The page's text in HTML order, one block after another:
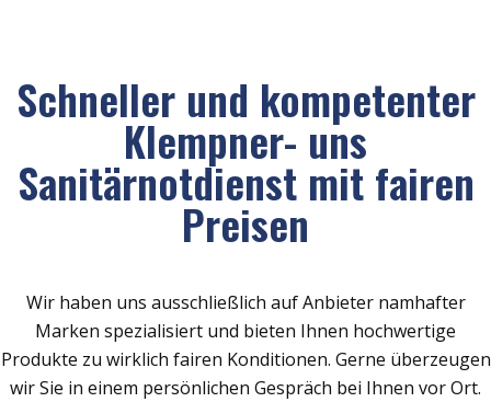
Schneller und kompetenter
Klempner- uns
Sanitärnotdienst mit fairen
Preisen
Wir haben uns ausschließlich auf Anbieter namhafter
Marken spezialisiert und bieten Ihnen hochwertige
Produkte zu wirklich fairen Konditionen. Gerne überzeugen
wir Sie in einem persönlichen Gespräch bei Ihnen vor Ort.